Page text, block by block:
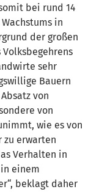
bei rund 14
in
der großen
sehr
Bauern
von
von
wie es von
zu erwarten
Verhalten in
einem
beklagt daher